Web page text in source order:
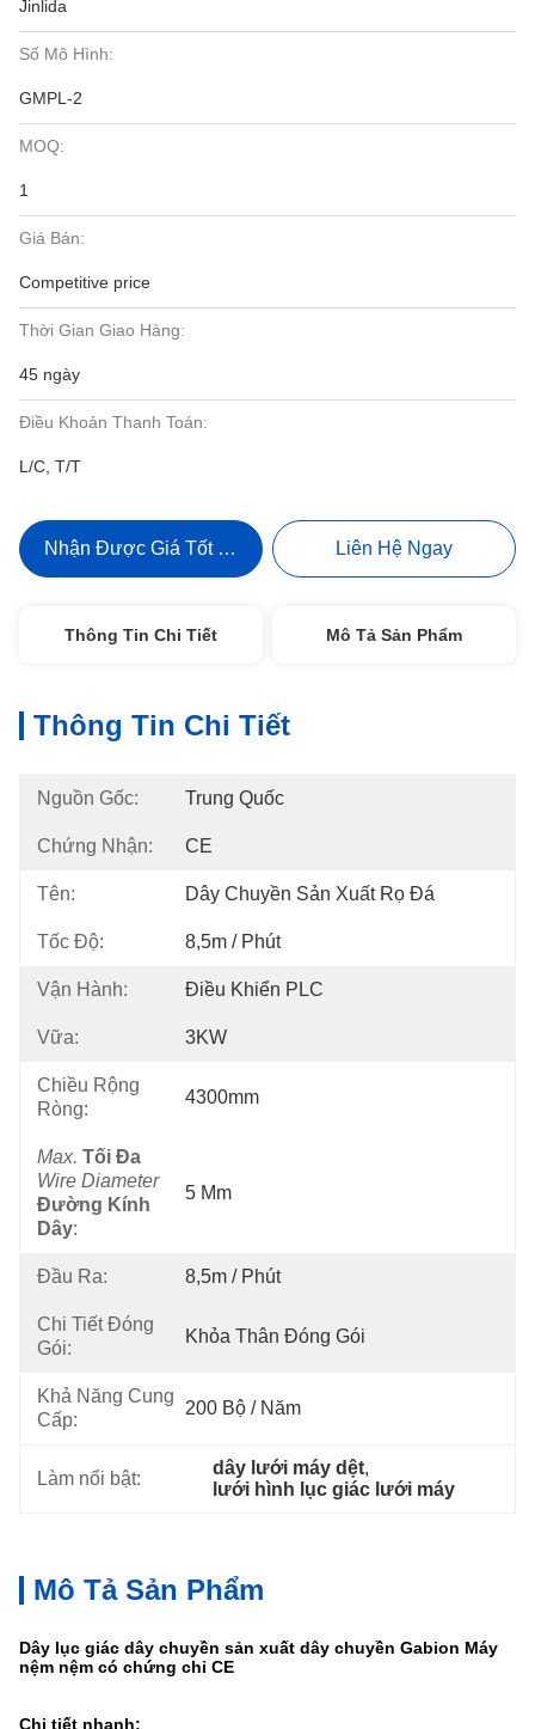
Jinlida
Số Mô Hình:
GMPL-2
MOQ:
1
Giá Bán:
Competitive price
Thời Gian Giao Hàng:
45 ngày
Điều Khoản Thanh Toán:
L/C, T/T
Nhận Được Giá Tốt Nhất Liên Hệ Ngay
Thông Tin Chi Tiết Mô Tả Sản Phẩm
Thông Tin Chi Tiết
Nguồn Gốc: Trung Quốc
Chứng Nhận: CE
Tên: Dây Chuyền Sản Xuất Rọ Đá
Tốc Độ: 8,5m / Phút
Vận Hành: Điều Khiển PLC
Vữa: 3KW
Chiều Rộng
Ròng:
4300mm
Max. Tối Đa
Wire Diameter
Đường Kính
Dây:
5 Mm
Đầu Ra: 8,5m / Phút
Chi Tiết Đóng
Gói:
Khỏa Thân Đóng Gói
Khả Năng Cung
Cấp:
200 Bộ / Năm
Làm nổi bật:
dây lưới máy dệt,
lưới hình lục giác lưới máy
Mô Tả Sản Phẩm
Dây lục giác dây chuyền sản xuất dây chuyền Gabion Máy
nệm nệm có chứng chỉ CE
Chi tiết nhanh: